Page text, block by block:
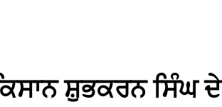
ਸ਼ੁਭਕਰਨ ਸਿੰਘ ਦੇ